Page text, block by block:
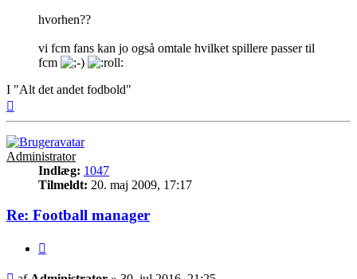
hvorhen??
vi fcm fans kan jo også omtale hvilket spillere passer til
fcm
I "Alt det andet fodbold"
Administrator
Indlæg: 1047
Tilmeldt: 20. maj 2009, 17:17
Re: Football manager
Indlæg